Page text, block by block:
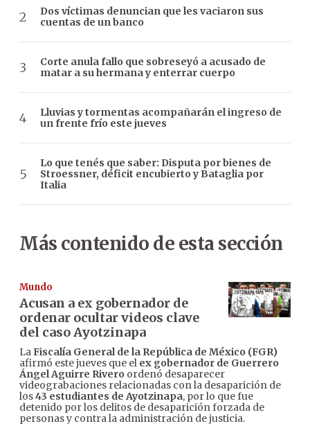
Dos víctimas denuncian que les vaciaron sus
cuentas de un banco
Corte anula fallo que sobreseyó a acusado de
matar a su hermana y enterrar cuerpo
Lluvias y tormentas acompañarán el ingreso de
un frente frío este jueves
Lo que tenés que saber: Disputa por bienes de
Stroessner, déficit encubierto y Bataglia por
Italia
Más contenido de esta sección
Mundo
Acusan a ex gobernador de
ordenar ocultar videos clave
del caso Ayotzinapa
LaFiscalía General de la República de México (FGR)
afirmó este jueves que el ex gobernador de Guerrero
Ángel Aguirre Rivero ordenó desaparecer
videograbaciones relacionadas con la desaparición de
los43 estudiantes de Ayotzinapa, por lo que fue
detenido por los delitos de desaparición forzada de
personas y contra la administración de justicia.